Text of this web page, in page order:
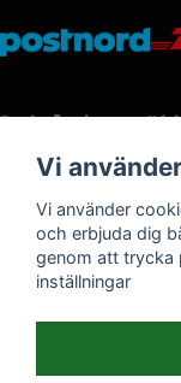
Vi
Vi använder
och erbjuda dig
genom att trycka
inställningar